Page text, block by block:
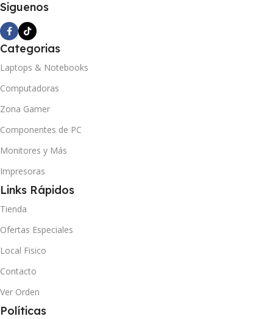
Siguenos
Categorias
Laptops & Notebooks
Computadoras
Zona Gamer
Componentes de PC
Monitores y Más
Impresoras
Links Rápidos
Tienda
Ofertas Especiales
Local Fisico
Contacto
Ver Orden
Políticas